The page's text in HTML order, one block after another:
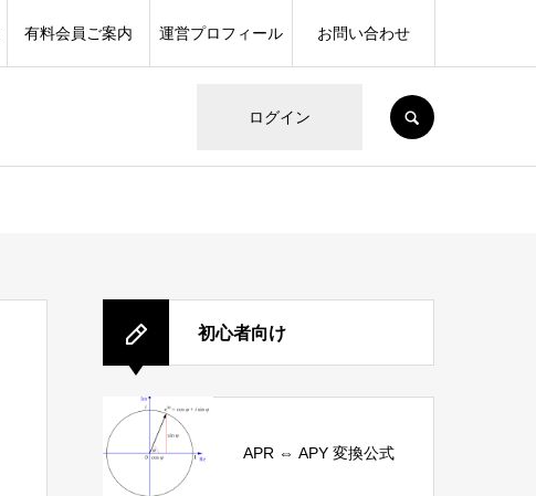
ログイン
有料会員ご案内 運営プロフィール お問い合わせ
初心者向け
APR ⇔ APY 変換公式